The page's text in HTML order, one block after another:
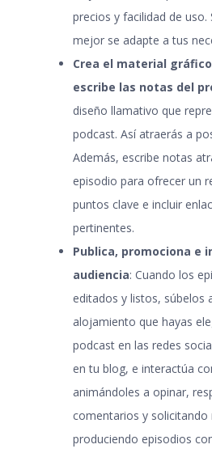
precios y facilidad de uso.
mejor se adapte a tus
Crea el material
escribe las notas del
diseño llamativo que
podcast. Así atraerás a
Además, escribe notas
episodio para ofrecer un
puntos clave e incluir
pertinentes.
Publica, promociona e
audiencia: Cuando los
editados y listos, súbelos
alojamiento que hayas
podcast en las redes
en tu blog, e interactúa
animándoles a opinar,
comentarios y solicitando
produciendo episodios